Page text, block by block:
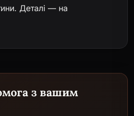
Деталі — на
з вашим